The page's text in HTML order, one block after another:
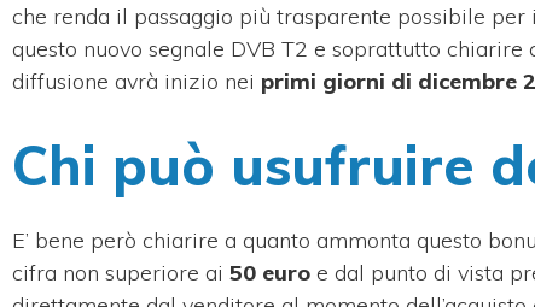
che renda il passaggio più trasparente possibile
questo nuovo segnale DVB T2 e soprattutto
diffusione avrà inizio nei primi giorni di dicembre
Chi può usufruire
E’ bene però chiarire a quanto ammonta questo
cifra non superiore ai 50 euro e dal punto di vista